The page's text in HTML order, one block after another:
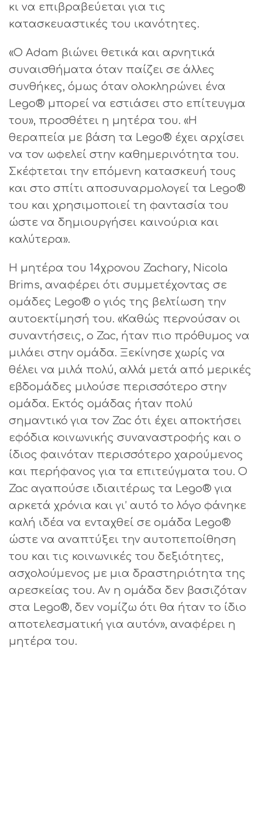
κι να επιβραβεύεται για τις
κατασκευαστικές του ικανότητες.
«Ο Adam βιώνει θετικά και αρνητικά
συναισθήματα όταν παίζει σε άλλες
συνθήκες, όμως όταν ολοκληρώνει ένα
Lego® μπορεί να εστιάσει στο επίτευγμα
του», προσθέτει η μητέρα του. «Η
θεραπεία με βάση τα Lego® έχει αρχίσει
να τον ωφελεί στην καθημερινότητα του.
Σκέφτεται την επόμενη κατασκευή τους
και στο σπίτι αποσυναρμολογεί τα Lego®
του και χρησιμοποιεί τη φαντασία του
ώστε να δημιουργήσει καινούρια και
καλύτερα».
Η μητέρα του 14χρονου Zachary, Nicola
Brims, αναφέρει ότι συμμετέχοντας σε
ομάδες Lego® ο γιός της βελτίωση την
αυτοεκτίμησή του. «Καθώς περνούσαν οι
συναντήσεις, ο Zac, ήταν πιο πρόθυμος να
μιλάει στην ομάδα. Ξεκίνησε χωρίς να
θέλει να μιλά πολύ, αλλά μετά από μερικές
εβδομάδες μιλούσε περισσότερο στην
ομάδα. Εκτός ομάδας ήταν πολύ
σημαντικό για τον Zac ότι έχει αποκτήσει
εφόδια κοινωνικής συναναστροφής και ο
ίδιος φαινόταν περισσότερο χαρούμενος
και περήφανος για τα επιτεύγματα του. Ο
Zac αγαπούσε ιδιαιτέρως τα Lego® για
αρκετά χρόνια και γι’ αυτό το λόγο φάνηκε
καλή ιδέα να ενταχθεί σε ομάδα Lego®
ώστε να αναπτύξει την αυτοπεποίθηση
του και τις κοινωνικές του δεξιότητες,
ασχολούμενος με μια δραστηριότητα της
αρεσκείας του. Αν η ομάδα δεν βασιζόταν
στα Lego®, δεν νομίζω ότι θα ήταν το ίδιο
αποτελεσματική για αυτόν», αναφέρει η
μητέρα του.